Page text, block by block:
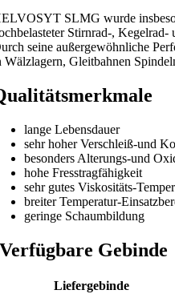
SLMG wurde
Stirnrad-,
seine außergewöhnliche
Wälzlagern, Gleitbahnen
lange Lebensdauer
sehr hoher Verschleiß-und
besonders Alterungs-und
hohe Fresstragfähigkeit
sehr gutes Viskositäts-
breiter Temperatur-
geringe Schaumbildung
Verfügbare Gebinde
Liefergebinde